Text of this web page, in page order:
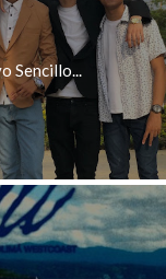
Sencillo...